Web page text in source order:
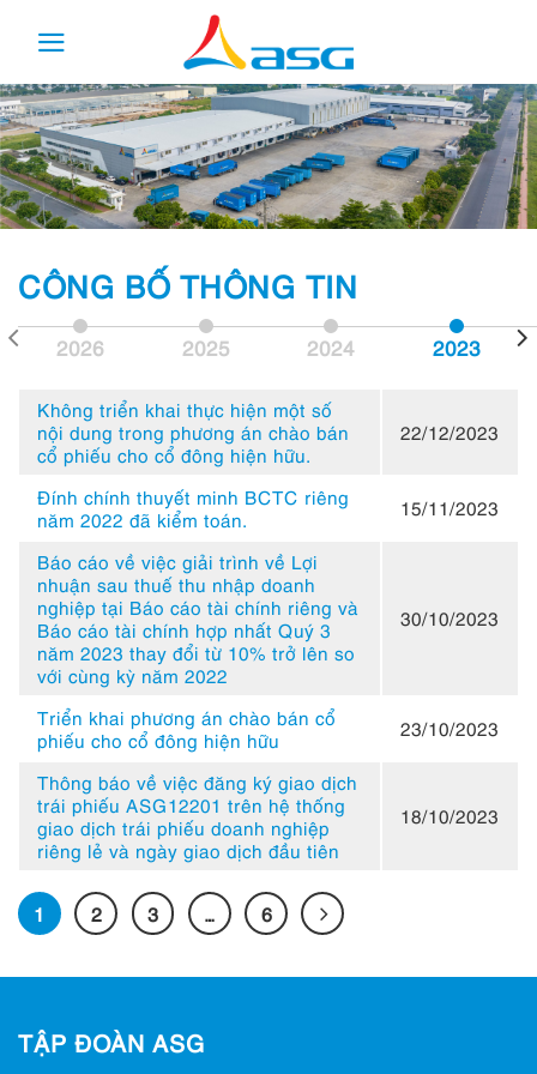
content
CÔNG BỐ THÔNG TIN
2026 2025 2024 2023
Không triển khai thực hiện một số
nội dung trong phương án chào bán
cổ phiếu cho cổ đông hiện hữu.
22/12/2023
Đính chính thuyết minh BCTC riêng
năm 2022 đã kiểm toán.
15/11/2023
Báo cáo về việc giải trình về Lợi
nhuận sau thuế thu nhập doanh
nghiệp tại Báo cáo tài chính riêng và
Báo cáo tài chính hợp nhất Quý 3
năm 2023 thay đổi từ 10% trở lên so
với cùng kỳ năm 2022
30/10/2023
Triển khai phương án chào bán cổ
phiếu cho cổ đông hiện hữu
23/10/2023
Thông báo về việc đăng ký giao dịch
trái phiếu ASG12201 trên hệ thống
giao dịch trái phiếu doanh nghiệp
riêng lẻ và ngày giao dịch đầu tiên
18/10/2023
1 2 3 … 6
TẬP ĐOÀN ASG